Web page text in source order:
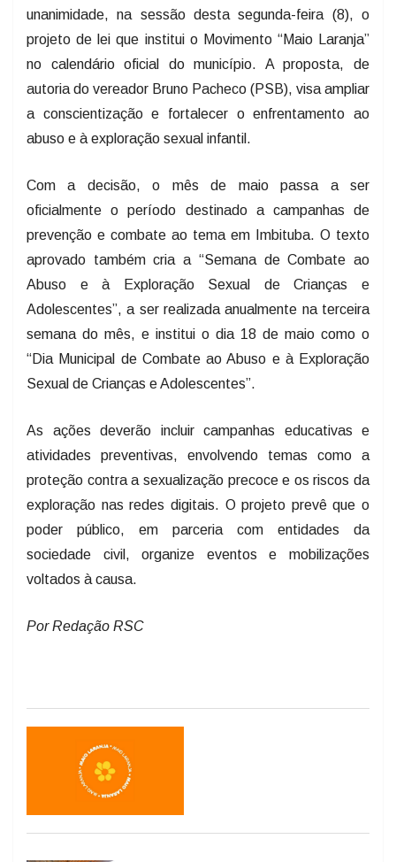
unanimidade, na sessão desta segunda-feira (8), o
projeto de lei que institui o Movimento “Maio Laranja”
no calendário oficial do município. A proposta, de
autoria do vereador Bruno Pacheco (PSB), visa ampliar
a conscientização e fortalecer o enfrentamento ao
abuso e à exploração sexual infantil.
Com a decisão, o mês de maio passa a ser
oficialmente o período destinado a campanhas de
prevenção e combate ao tema em Imbituba. O texto
aprovado também cria a “Semana de Combate ao
Abuso e à Exploração Sexual de Crianças e
Adolescentes”, a ser realizada anualmente na terceira
semana do mês, e institui o dia 18 de maio como o
“Dia Municipal de Combate ao Abuso e à Exploração
Sexual de Crianças e Adolescentes”.
As ações deverão incluir campanhas educativas e
atividades preventivas, envolvendo temas como a
proteção contra a sexualização precoce e os riscos da
exploração nas redes digitais. O projeto prevê que o
poder público, em parceria com entidades da
sociedade civil, organize eventos e mobilizações
voltados à causa.
Por Redação RSC